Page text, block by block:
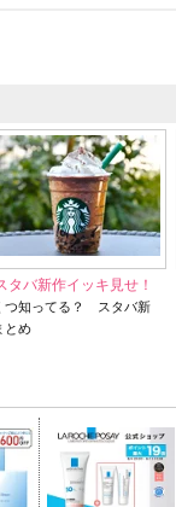
タバ新作イッキ見せ！
つ知ってる？ スタバ新
とめ